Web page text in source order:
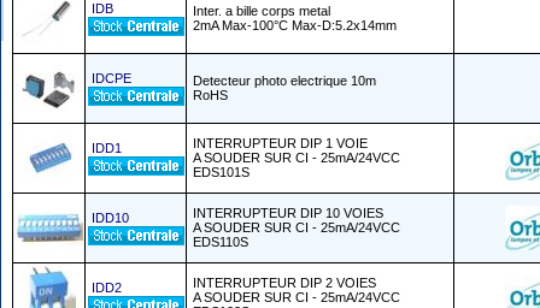
IDB
Inter. a bille corps metal
2mA Max-100°C Max-D:5.2x14mm
IDCPE
Detecteur photo electrique 10m
RoHS
IDD1
INTERRUPTEUR DIP 1 VOIE
A SOUDER SUR CI - 25mA/24VCC
EDS101S
IDD10
INTERRUPTEUR DIP 10 VOIES
A SOUDER SUR CI - 25mA/24VCC
EDS110S
IDD2
INTERRUPTEUR DIP 2 VOIES
A SOUDER SUR CI - 25mA/24VCC